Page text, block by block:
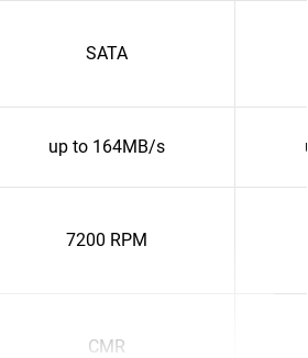
SATA
up to 164MB/s
7200 RPM
CMR